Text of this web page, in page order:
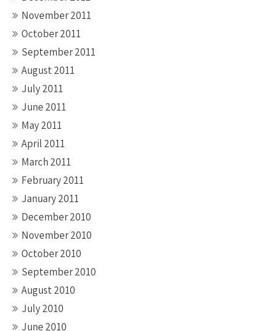
November 2011
October 2011
September 2011
August 2011
July 2011
June 2011
May 2011
April 2011
March 2011
February 2011
January 2011
December 2010
November 2010
October 2010
September 2010
August 2010
July 2010
June 2010